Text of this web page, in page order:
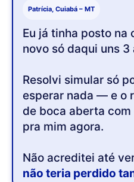
Patrícia, Cuiabá – MT
Eu já tinha posto na
novo só daqui uns 3
Resolvi simular só
esperar nada — e o
de boca aberta
pra mim agora.
Não acreditei até
não teria perdido